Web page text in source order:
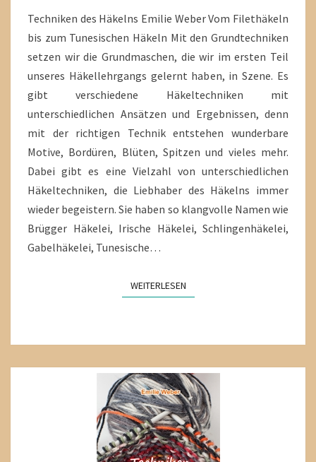
Techniken des Häkelns Emilie Weber Vom Filethäkeln
bis zum Tunesischen Häkeln Mit den Grundtechniken
setzen wir die Grundmaschen, die wir im ersten Teil
unseres Häkellehrgangs gelernt haben, in Szene. Es
gibt verschiedene Häkeltechniken mit
unterschiedlichen Ansätzen und Ergebnissen, denn
mit der richtigen Technik entstehen wunderbare
Motive, Bordüren, Blüten, Spitzen und vieles mehr.
Dabei gibt es eine Vielzahl von unterschiedlichen
Häkeltechniken, die Liebhaber des Häkelns immer
wieder begeistern. Sie haben so klangvolle Namen wie
Brügger Häkelei, Irische Häkelei, Schlingenhäkelei,
Gabelhäkelei, Tunesische…
WEITERLESENWEITERLESEN